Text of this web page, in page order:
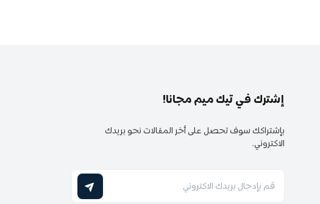
إشترك في تيك ميم مجانا!
بإشتراكك سوف تحصل على أخر المقالات نحو بريدك
الاكتروني.